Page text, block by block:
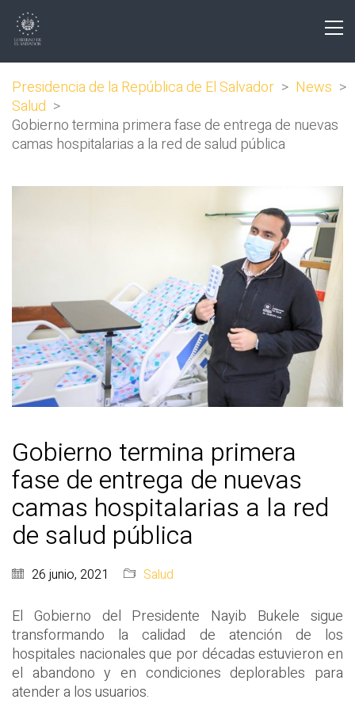
Presidencia de la República de El Salvador > News >
Salud >
Gobierno termina primera fase de entrega de nuevas
camas hospitalarias a la red de salud pública
Gobierno termina primera
fase de entrega de nuevas
camas hospitalarias a la red
de salud pública
26 junio, 2021 Salud
El Gobierno del Presidente Nayib Bukele sigue
transformando la calidad de atención de los
hospitales nacionales que por décadas estuvieron en
el abandono y en condiciones deplorables para
atender a los usuarios.